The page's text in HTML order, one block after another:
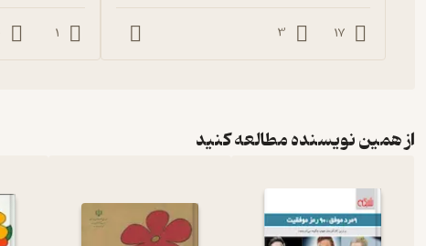
17
3
1
از همین نویسنده مطالعه کنید